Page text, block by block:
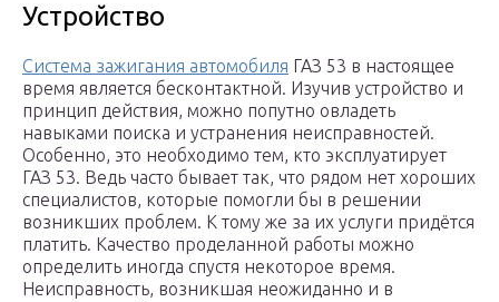
Устройство
Система зажигания автомобиля ГАЗ 53 в настоящее
время является бесконтактной. Изучив устройство и
принцип действия, можно попутно овладеть
навыками поиска и устранения неисправностей.
Особенно, это необходимо тем, кто эксплуатирует
ГАЗ 53. Ведь часто бывает так, что рядом нет хороших
специалистов, которые помогли бы в решении
возникших проблем. К тому же за их услуги придётся
платить. Качество проделанной работы можно
определить иногда спустя некоторое время.
Неисправность, возникшая неожиданно и в